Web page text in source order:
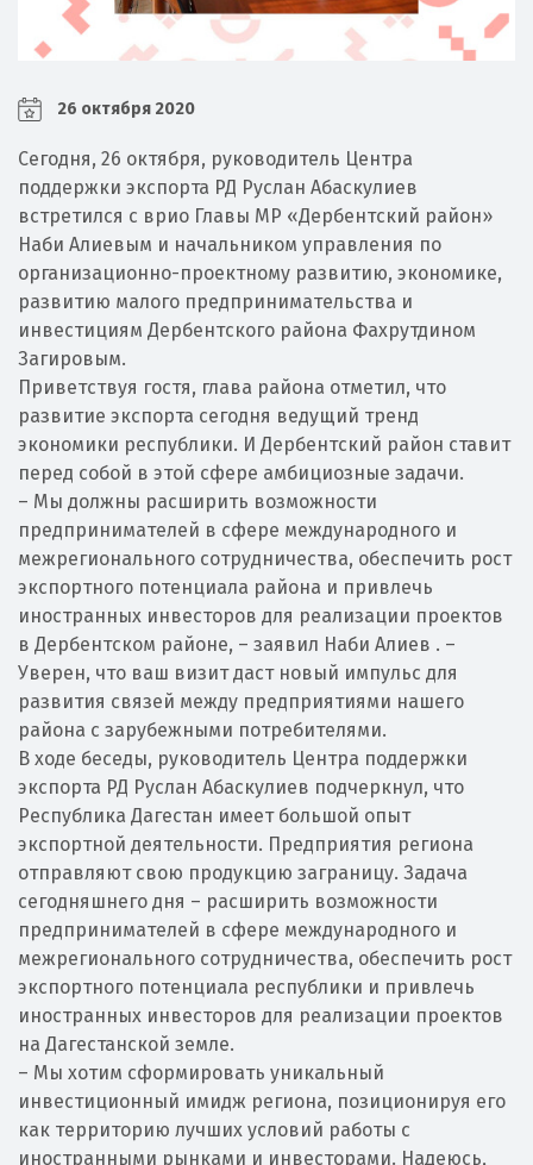
26 октября 2020
Сегодня, 26 октября, руководитель Центра
поддержки экспорта РД Руслан Абаскулиев
встретился с врио Главы МР «Дербентский район»
Наби Алиевым и начальником управления по
организационно-проектному развитию, экономике,
развитию малого предпринимательства и
инвестициям Дербентского района Фахрутдином
Загировым.
Приветствуя гостя, глава района отметил, что
развитие экспорта сегодня ведущий тренд
экономики республики. И Дербентский район ставит
перед собой в этой сфере амбициозные задачи.
– Мы должны расширить возможности
предпринимателей в сфере международного и
межрегионального сотрудничества, обеспечить рост
экспортного потенциала района и привлечь
иностранных инвесторов для реализации проектов
в Дербентском районе, – заявил Наби Алиев . –
Уверен, что ваш визит даст новый импульс для
развития связей между предприятиями нашего
района с зарубежными потребителями.
В ходе беседы, руководитель Центра поддержки
экспорта РД Руслан Абаскулиев подчеркнул, что
Республика Дагестан имеет большой опыт
экспортной деятельности. Предприятия региона
отправляют свою продукцию заграницу. Задача
сегодняшнего дня – расширить возможности
предпринимателей в сфере международного и
межрегионального сотрудничества, обеспечить рост
экспортного потенциала республики и привлечь
иностранных инвесторов для реализации проектов
на Дагестанской земле.
– Мы хотим сформировать уникальный
инвестиционный имидж региона, позиционируя его
как территорию лучших условий работы с
иностранными рынками и инвесторами. Надеюсь,